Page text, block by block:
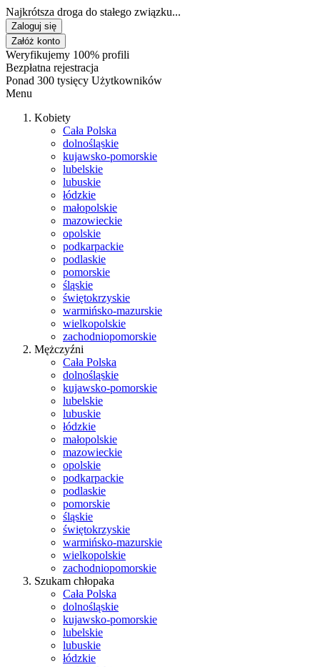
Najkrótsza droga do stałego związku...
Zaloguj się
Załóż konto
Weryfikujemy 100% profili
Bezpłatna rejestracja
Ponad 300 tysięcy Użytkowników
Menu
Kobiety
Cała Polska
dolnośląskie
kujawsko-pomorskie
lubelskie
lubuskie
łódzkie
małopolskie
mazowieckie
opolskie
podkarpackie
podlaskie
pomorskie
śląskie
świętokrzyskie
warmińsko-mazurskie
wielkopolskie
zachodniopomorskie
Mężczyźni
Cała Polska
dolnośląskie
kujawsko-pomorskie
lubelskie
lubuskie
łódzkie
małopolskie
mazowieckie
opolskie
podkarpackie
podlaskie
pomorskie
śląskie
świętokrzyskie
warmińsko-mazurskie
wielkopolskie
zachodniopomorskie
Szukam chłopaka
Cała Polska
dolnośląskie
kujawsko-pomorskie
lubelskie
lubuskie
łódzkie